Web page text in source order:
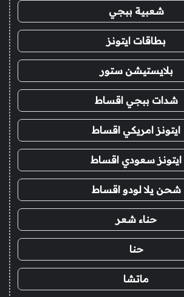
شعبية ببجي
بطاقات ايتونز
بلايستيشن ستور
شدات ببجي اقساط
ايتونز امريكي اقساط
ايتونز سعودي اقساط
شحن يلا لودو اقساط
حناء شعر
حنا
ماتشا